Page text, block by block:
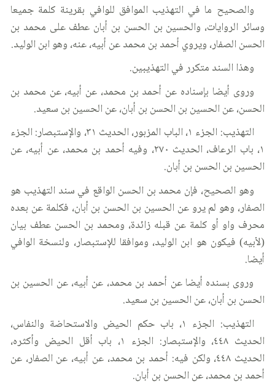
والصحيح ما في التهذيب الموافق للوافي بقرينة كلمة جميعا
وسائر الروايات، والحسين بن الحسن بن أبان عطف على محمد بن
الحسن الصفار، ويروي أحمد بن محمد عن أبيه، عنه، وهو ابن الوليد.
وهذا السند متكرر في التهذيبين.
وروى أيضا بإسناده عن أحمد بن محمد، عن أبيه، عن محمد بن
الحسن، عن الحسين بن الحسن بن أبان، عن الحسين بن سعيد.
التهذيب: الجزء ١، الباب المزبور، الحديث ٣١، والإستبصار: الجزء
١، باب الرعاف، الحديث ٢٧٠، وفيه أحمد بن محمد، عن أبيه، عن
الحسين بن الحسن بن أبان.
وهو الصحيح، فإن محمد بن الحسن الواقع في سند التهذيب هو
الصفار، وهو لم يرو عن الحسين بن الحسن بن أبان، فكلمة عن بعده
محرف واو أو كلمة عن قبله زائدة، ومحمد بن الحسن عطف بيان
(لأبيه) فيكون هو ابن الوليد، وموافقا للإستبصار، ولنسخة الوافي
أيضا.
وروى بسنده أيضا عن أحمد بن محمد، عن أبيه، عن الحسين بن
الحسن بن أبان، عن الحسين بن سعيد.
التهذيب: الجزء ١، باب حكم الحيض والاستحاضة والنفاس،
الحديث ٤٤٨، والإستبصار: الجزء ١، باب أقل الحيض وأكثره،
الحديث ٤٤٨، ولكن فيه: أحمد بن محمد، عن أبيه، عن الصفار، عن
أحمد بن محمد، عن الحسن بن أبان.